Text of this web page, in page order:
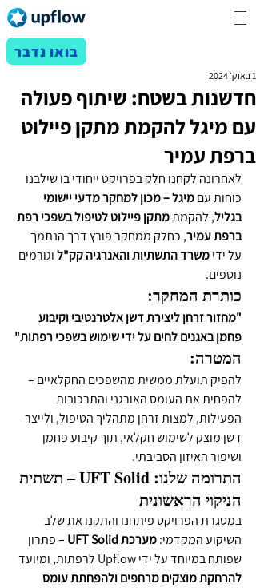
בואו נדבר
חדשנות בשטח: שיתוף פעולה
עם מיגל להקמת מתקן פיילוט
ברפת עמיר
1 באוק׳ 2024
לאחרונה לקחנו חלק בפרויקט ייחודי בו שילבנו
כוחות עם מיגל – מכון למחקר מדעי יישומי
בגליל, להקמת מתקן פיילוט לטיפול בשפכי רפת
ברפת עמיר, כחלק ממחקר פורץ דרך הנתמך
על ידי משרד התשתיות והאנרגיה קק"ל וגורמים
נוספים.
כותרת המחקר:
"מחזור זרחן ליצירת דשן אלטרנטיבי וקיבוע
פחמן באגנים לחים על ידי שימוש בשפכי רפתות"
המטרה:
להפיק תועלת ממשית מהשפכים החקלאיים –
להפחית את העומס האורגני והתרכובות
הפעילות, למצות זרחן מתהליך הטיפול, ולייצר
דשן מוצק לשימוש חקלאי, תוך קיבוע פחמן
ושיפור האיזון הסביבתי.
התרומה שלנו: UFT Solid – תשתית
הניקוי הראשונית
במסגרת הפרויקט פיתחנו והתקנו את שלב
השיקוע המקדמי: מערכת UFT Solid
– פתרון
שפותח במיוחד על ידי Upflow לרפתות, ומיועד
להרחקת מוצקים מרחפים ולהפחתת עומס